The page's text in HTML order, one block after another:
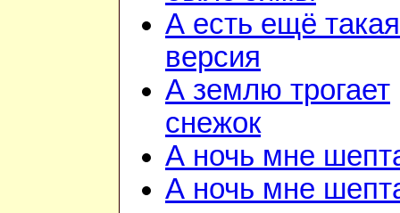
А есть ещё такая
версия
А землю трогает
снежок
А ночь мне
А ночь мне